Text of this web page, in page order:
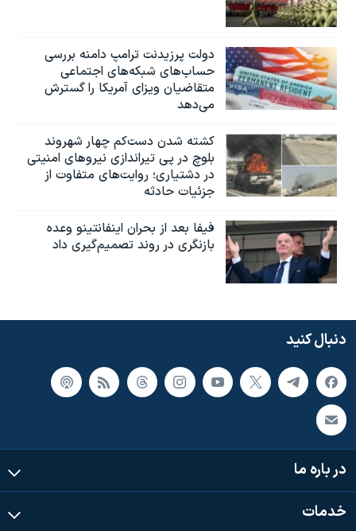
دولت پرزیدنت ترامپ دامنه بررسی
حساب‌های شبکه‌های اجتماعی
متقاضیان ویزای آمریکا را گسترش
می‌دهد
کشته شدن دست‌کم چهار شهروند
بلوچ در پی تیراندازی نیروهای امنیتی
در دشتیاری؛ روایت‌های متفاوت از
جزئیات حادثه
فیفا بعد از بحران اینفانتینو وعده
بازنگری در روند تصمیم‌گیری داد
دنبال کنید
در باره ما
خدمات